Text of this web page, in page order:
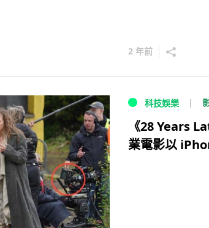
2 年前
科技娛樂
《28 Years
業電影以